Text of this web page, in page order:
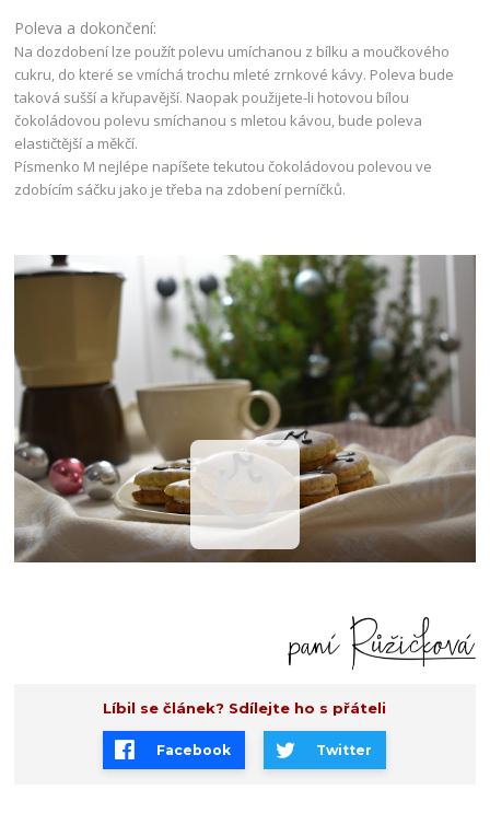
Poleva a dokončení:
Na dozdobení lze použít polevu umíchanou z bílku a moučkového
cukru, do které se vmíchá trochu mleté zrnkové kávy. Poleva bude
taková sušší a křupavější. Naopak použijete-li hotovou bílou
čokoládovou polevu smíchanou s mletou kávou, bude poleva
elastičtější a měkčí.
Písmenko M nejlépe napíšete tekutou čokoládovou polevou ve
zdobícím sáčku jako je třeba na zdobení perníčků.
Líbil se článek? Sdílejte ho s přáteli
Facebook Twitter